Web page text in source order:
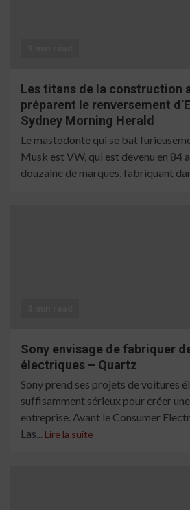
Les titans de la construction
préparent le renversement
Sydney Morning Herald
Le mastodonte qui se bat
Musk est VW, qui est devenu en 84
douzaine de marques, fabriquant
Sony envisage de fabriquer
électriques – Quartz
Sony prend ses projets de voitures
suffisamment sérieux pour créer
entreprise. Avant le Consumer
Las... Lire la suite